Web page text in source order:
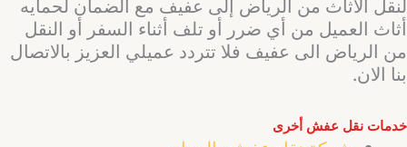
لنقل الاثاث من الرياض إلى عفيف مع الضمان لحمايه
أثاث العميل من أي ضرر أو تلف أثناء السفر أو النقل
من الرياض الى عفيف فلا تتردد عميلي العزيز بالاتصال
بنا الان.
خدمات نقل عفش أخرى